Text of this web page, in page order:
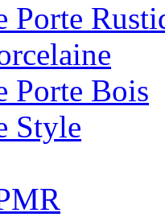
Porte
Porte Bois
Style